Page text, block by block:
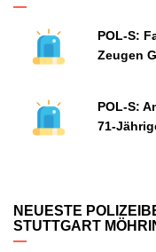
POL-S:
Zeugen
POL-S:
71-
NEUESTE
STUTTGART